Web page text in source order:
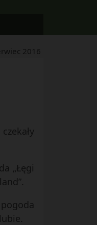
2016
„Łęgi